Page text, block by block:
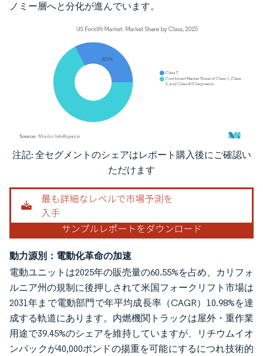
ノミー層へと分化が進んでいます。
画像 © Mordor Intelligence。再利用にはCC BY 4.0の表示が必要です。
注記: 全セグメントのシェアはレポート購入後にご確認い
ただけます
動力源別：電動化革命の加速
電動ユニットは2025年の販売量の60.55%を占め、カリフォ
ルニア州の規制に後押しされて米国フォークリフト市場は
2031年まで電動部門で年平均成長率（CAGR）10.98%を達
成する軌道にあります。内燃機関トラックは屋外・重作業
用途で39.45%のシェアを維持していますが、リチウムイオ
ンパックが40,000ポンドの揚重を可能にするにつれ技術的